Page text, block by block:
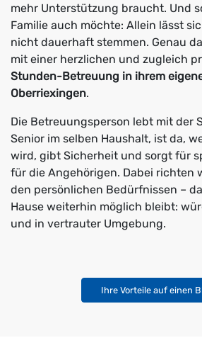
mehr Unterstützung braucht. Und
Familie auch möchte: Allein lässt
nicht dauerhaft stemmen. Genau
mit einer herzlichen und zugleich
Stunden-Betreuung in ihrem
Oberriexingen.
Die Betreuungsperson lebt mit der
Senior im selben Haushalt, ist da,
wird, gibt Sicherheit und sorgt für
für die Angehörigen. Dabei richten
den persönlichen Bedürfnissen –
Hause weiterhin möglich bleibt:
und in vertrauter Umgebung.
Ihre Vorteile auf einen